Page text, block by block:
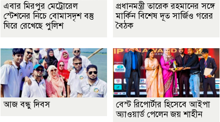
এবার মিরপুর মেট্রোরেল
স্টেশনের নিচে বোমাসদৃশ বস্তু
ঘিরে রেখেছে পুলিশ
প্রধানমন্ত্রী তারেক রহমানের সঙ্গে
মার্কিন বিশেষ দূত সার্জিও গরের
বৈঠক
আজ বন্ধু দিবস
বেস্ট রিপোর্টার হিসেবে আইপা
অ্যাওয়ার্ড পেলেন জয় শাহীন